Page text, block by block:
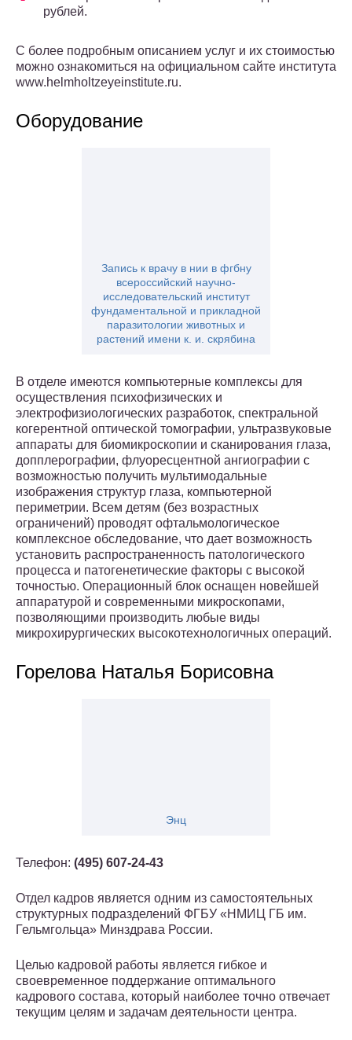
рублей.
С более подробным описанием услуг и их стоимостью
можно ознакомиться на официальном сайте института
www.helmholtzeyeinstitute.ru.
Оборудование
Запись к врачу в нии в фгбну
всероссийский научно-
исследовательский институт
фундаментальной и прикладной
паразитологии животных и
растений имени к. и. скрябина
В отделе имеются компьютерные комплексы для
осуществления психофизических и
электрофизиологических разработок, спектральной
когерентной оптической томографии, ультразвуковые
аппараты для биомикроскопии и сканирования глаза,
допплерографии, флуоресцентной ангиографии с
возможностью получить мультимодальные
изображения структур глаза, компьютерной
периметрии. Всем детям (без возрастных
ограничений) проводят офтальмологическое
комплексное обследование, что дает возможность
установить распространенность патологического
процесса и патогенетические факторы с высокой
точностью. Операционный блок оснащен новейшей
аппаратурой и современными микроскопами,
позволяющими производить любые виды
микрохирургических высокотехнологичных операций.
Горелова Наталья Борисовна
Энц
Телефон: (495) 607-24-43
Отдел кадров является одним из самостоятельных
структурных подразделений ФГБУ «НМИЦ ГБ им.
Гельмгольца» Минздрава России.
Целью кадровой работы является гибкое и
своевременное поддержание оптимального
кадрового состава, который наиболее точно отвечает
текущим целям и задачам деятельности центра.